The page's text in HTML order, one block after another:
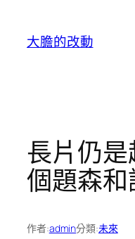
大膽的改動
長片仍
個題森和
作者:admin分類:未來